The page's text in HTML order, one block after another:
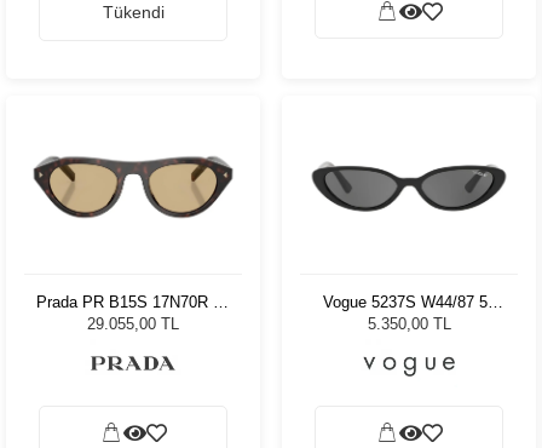
Tükendi
Prada PR B15S 17N70R 51
Kadın Güneş Gözlüğü
29.055,00 TL
Vogue 5237S W44/87 52
Kadın Güneş Gözlüğü
5.350,00 TL